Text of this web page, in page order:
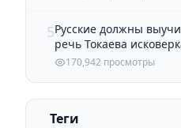
5Русские должны
речь Токаева
170,942 просмотры
Теги